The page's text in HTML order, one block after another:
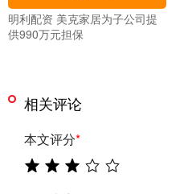
明利配资 美克家居为子公司提
供990万元担保
相关评论
本文评分*